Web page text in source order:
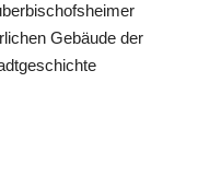
Gebäude der